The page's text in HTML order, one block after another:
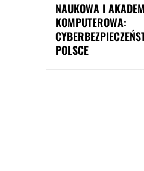
NAUKOWA I
KOMPUTEROWA:
POLSCE